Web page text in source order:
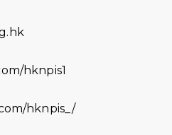
始）
恆常練習 - 6月18日
恆常練習 - 6月11日（19:00
hknpis1
hknpis_/